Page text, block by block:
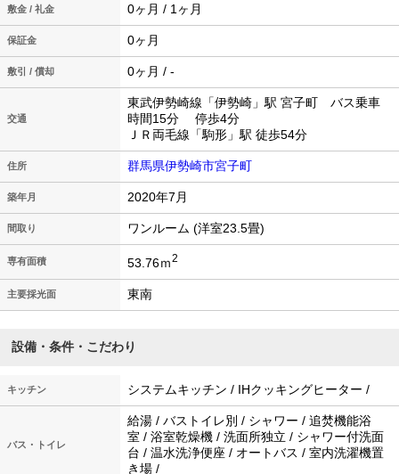
敷金 / 礼金 0ヶ月 / 1ヶ月
保証金 0ヶ月
敷引 / 償却 0ヶ月 / -
交通
東武伊勢崎線「伊勢崎」駅 宮子町 バス乗車
時間15分 停歩4分
ＪＲ両毛線「駒形」駅 徒歩54分
住所 群馬県伊勢崎市宮子町
築年月 2020年7月
間取り ワンルーム (洋室23.5畳)
専有面積 53.76ｍ2
主要採光面 東南
設備・条件・こだわり
キッチン システムキッチン / IHクッキングヒーター /
バス・トイレ
給湯 / バストイレ別 / シャワー / 追焚機能浴
室 / 浴室乾燥機 / 洗面所独立 / シャワー付洗面
台 / 温水洗浄便座 / オートバス / 室内洗濯機置
き場 /